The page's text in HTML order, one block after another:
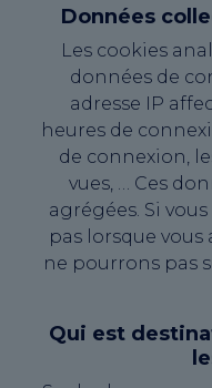
Données
Les cookies
données de
adresse IP
heures de
de connexion,
vues, … Ces
agrégées. Si
pas lorsque vous
ne pourrons pas
Qui est